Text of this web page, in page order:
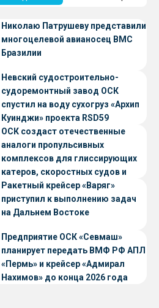
Николаю Патрушеву представили
многоцелевой авианосец ВМС
Бразилии
Невский судостроительно-
судоремонтный завод ОСК
спустил на воду сухогруз «Архип
Куинджи» проекта RSD59
ОСК создаст отечественные
аналоги пропульсивных
комплексов для глиссирующих
катеров, скоростных судов и
судов с малой осадкой
Ракетный крейсер «Варяг»
приступил к выполнению задач
на Дальнем Востоке
Предприятие ОСК «Севмаш»
планирует передать ВМФ РФ АПЛ
«Пермь» и крейсер «Адмирал
Нахимов» до конца 2026 года